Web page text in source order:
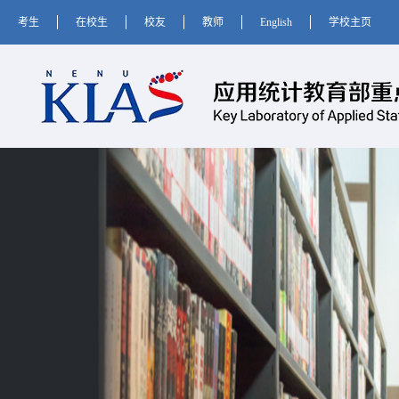
考生 在校生 校友 教师 English 学校主页